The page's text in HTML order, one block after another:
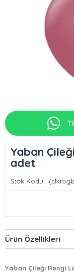
Yaban
adet
Stok Kodu
Ürün Özellikleri
Yaban Çileği Rengi